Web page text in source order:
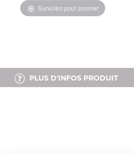
Survolez pour zoomer
PLUS D'INFOS PRODUIT